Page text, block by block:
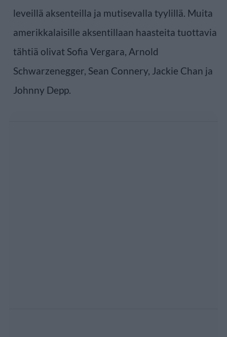
leveillä aksenteilla ja mutisevalla tyylillä. Muita
amerikkalaisille aksentillaan haasteita tuottavia
tähtiä olivat Sofia Vergara, Arnold
Schwarzenegger, Sean Connery, Jackie Chan ja
Johnny Depp.